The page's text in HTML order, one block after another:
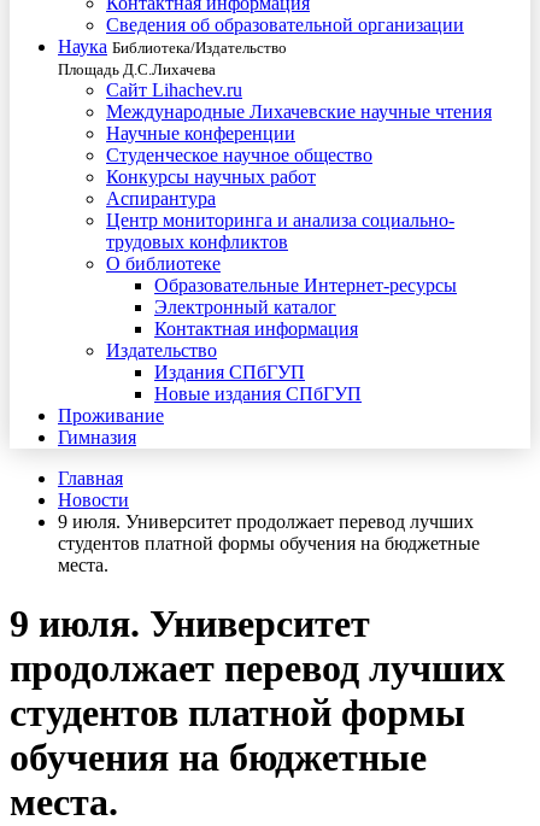
Сведения об образовательной организации
Наука Библиотека/Издательство
Площадь Д.С.Лихачева
Сайт Lihachev.ru
Международные Лихачевские научные чтения
Научные конференции
Студенческое научное общество
Конкурсы научных работ
Аспирантура
Центр мониторинга и анализа социально-
трудовых конфликтов
О библиотеке
Образовательные Интернет-ресурсы
Электронный каталог
Контактная информация
Издательство
Издания СПбГУП
Новые издания СПбГУП
Проживание
Гимназия
Главная
Новости
9 июля. Университет продолжает перевод лучших
студентов платной формы обучения на бюджетные
места.
9 июля. Университет
продолжает перевод лучших
студентов платной формы
обучения на бюджетные
места.